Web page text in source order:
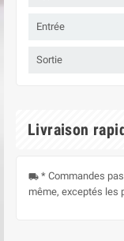
Entrée
Sortie
Livraison
local_shipping * Commandes
même, exceptés les